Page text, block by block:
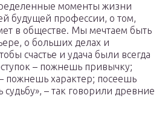
моменты жизни
будущей профессии, о том,
в обществе. Мы мечтаем быть
о больших делах и
счастье и удача были всегда
– пожнешь привычку;
пожнешь характер; посеешь
– так говорили древние